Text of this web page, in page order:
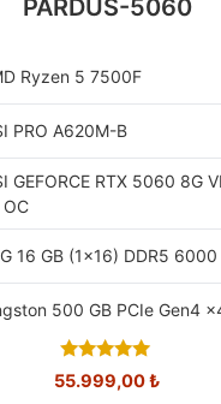
PARDUS-5060
Ryzen 5 7500F
PRO A620M-B
GEFORCE RTX 5060 8G
OC
16 GB (1x16) DDR5 6000
500 GB PCIe Gen4
5.00
out of 5
Orijinal
55.999,00₺Şu